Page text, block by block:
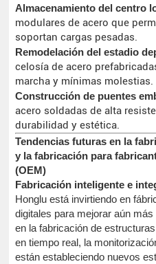
Almacenamiento del centro
modulares de acero que
soportan cargas pesadas.
Remodelación del estadio
celosía de acero
marcha y mínimas molestias.
Construcción de puentes
acero soldadas de alta
durabilidad y estética.
Tendencias futuras en la
y la fabricación para
(OEM)
Fabricación inteligente e
Honglu está invirtiendo en
digitales para mejorar aún
en la fabricación de
en tiempo real, la
están estableciendo nuevos